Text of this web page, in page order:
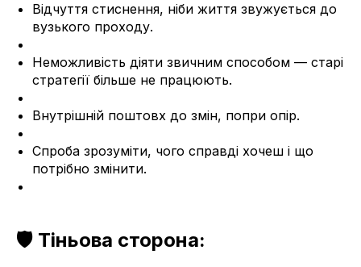
Відчуття стиснення, ніби життя звужується до
вузького проходу.
Неможливість діяти звичним способом — старі
стратегії більше не працюють.
Внутрішній поштовх до змін, попри опір.
Спроба зрозуміти, чого справді хочеш і що
потрібно змінити.
🛡️ Тіньова сторона: